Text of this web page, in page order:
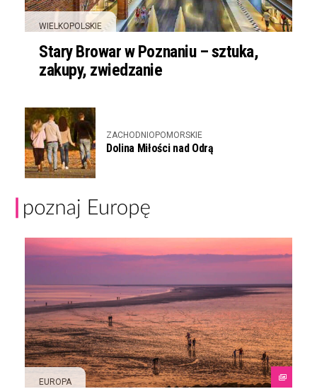
WIELKOPOLSKIE
Stary Browar w Poznaniu – sztuka,
zakupy, zwiedzanie
ZACHODNIOPOMORSKIE
Dolina Miłości nad Odrą
EUROPA